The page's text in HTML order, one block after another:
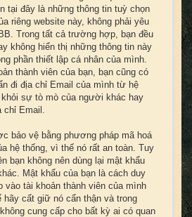
tại đây là những thông tin tuỳ chọn
riêng website này, không phải yêu
Trong tất cả trường hợp, bạn đều
không hiển thị những thông tin này
phần thiết lập cá nhân của mình.
thành viên của bạn, bạn cũng có
đi địa chỉ Email của mình từ hệ
sự tò mò của người khác hay
chỉ Email.
bảo vệ bằng phương pháp mã hoá
hệ thống, vì thế nó rất an toàn. Tuy
bạn không nên dùng lại mật khẩu
Mật khẩu của bạn là cách duy
vào tài khoản thành viên của mình
hãy cất giữ nó cẩn thận và trong
cung cấp cho bất kỳ ai có quan